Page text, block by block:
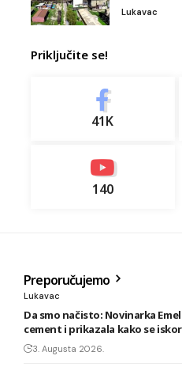
Lukavac
Priključite se!
41K
140
Preporučujemo
Lukavac
Da smo načisto: Novinarka
cement i prikazala kako se
3. Augusta 2026.